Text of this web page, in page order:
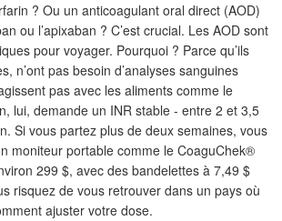
? Ou un anticoagulant oral direct (AOD)
ou l’apixaban ? C’est crucial. Les AOD sont
pour voyager. Pourquoi ? Parce qu’ils
n’ont pas besoin d’analyses sanguines
pas avec les aliments comme le
lui, demande un INR stable - entre 2 et 3,5
Si vous partez plus de deux semaines, vous
moniteur portable comme le CoaguChek®
299 $, avec des bandelettes à 7,49 $
risquez de vous retrouver dans un pays où
ajuster votre dose.